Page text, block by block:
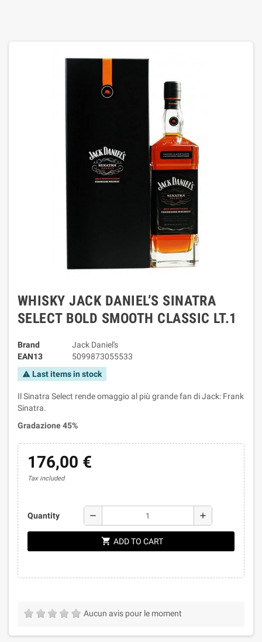
WHISKY JACK DANIEL’S SINATRA
SELECT BOLD SMOOTH CLASSIC LT.1
Brand
Jack Daniel's
EAN13
5099873055533
warning Last items in stock
Il Sinatra Select rende omaggio al più grande fan di Jack: Frank
Sinatra.
Gradazione 45%
176,00 €
Tax included
Quantity remove add
shopping_cart ADD TO CART
Aucun avis pour le moment